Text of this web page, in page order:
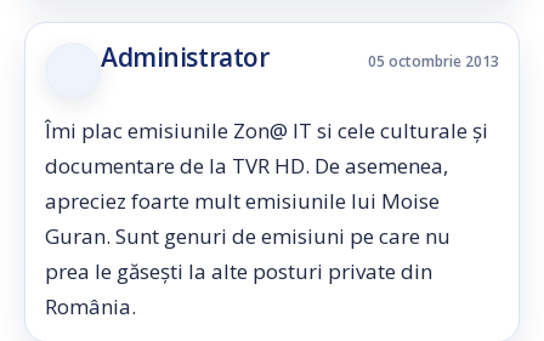
Administrator 05 octombrie 2013
Îmi plac emisiunile Zon@ IT si cele culturale și
documentare de la TVR HD. De asemenea,
apreciez foarte mult emisiunile lui Moise
Guran. Sunt genuri de emisiuni pe care nu
prea le găsești la alte posturi private din
România.